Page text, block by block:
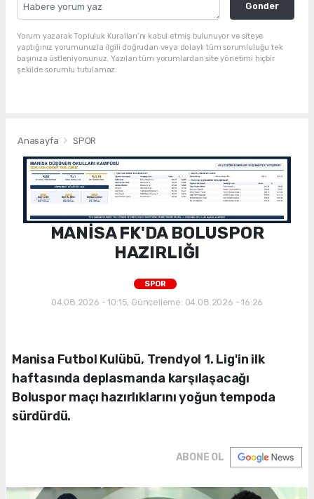
Gonder
Yorum yazarak Topluluk Kuralları’nı kabul etmiş bulunuyor ve siteye
yaptığınız yorumunuzla ilgili doğrudan veya dolaylı tüm sorumluluğu tek
başınıza üstleniyorsunuz. Yazılan tüm yorumlardan site yönetimi hiçbir
şekilde sorumlu tutulamaz.
Anasayfa SPOR
MANİSA FK'DA BOLUSPOR
HAZIRLIĞI
SPOR
04.08.2026 - 10:15, Güncelleme: 04.08.2026 - 16:26
Manisa Futbol Kulübü, Trendyol 1. Lig'in ilk
haftasında deplasmanda karşılaşacağı
Boluspor maçı hazırlıklarını yoğun tempoda
sürdürdü.
ABONE OL